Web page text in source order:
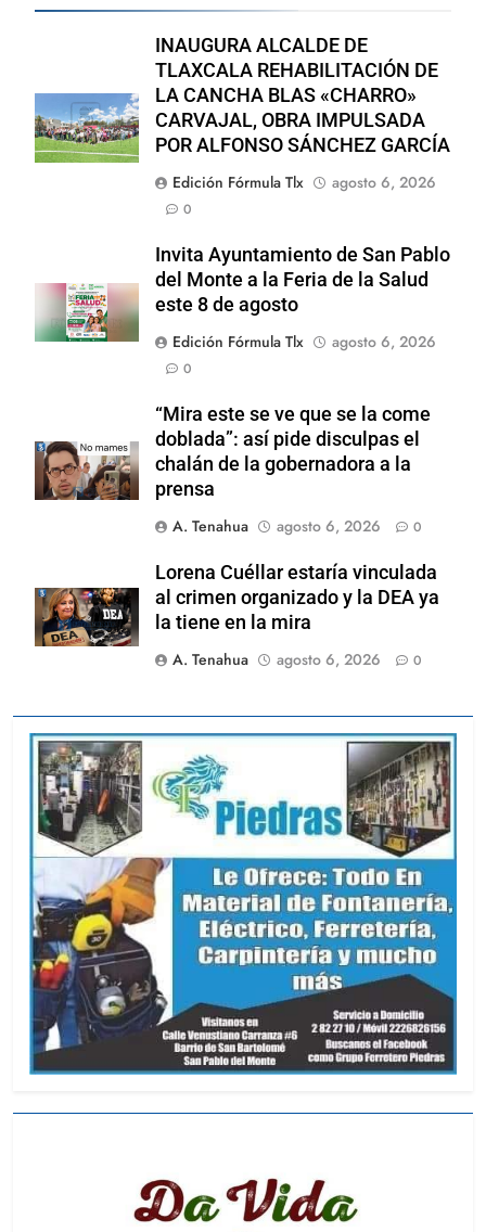
INAUGURA ALCALDE DE
TLAXCALA REHABILITACIÓN DE
LA CANCHA BLAS «CHARRO»
CARVAJAL, OBRA IMPULSADA
POR ALFONSO SÁNCHEZ GARCÍA
Edición Fórmula Tlx
agosto 6, 2026
0
Invita Ayuntamiento de San Pablo
del Monte a la Feria de la Salud
este 8 de agosto
Edición Fórmula Tlx
agosto 6, 2026
0
“Mira este se ve que se la come
doblada”: así pide disculpas el
chalán de la gobernadora a la
prensa
A. Tenahua
agosto 6, 2026 0
Lorena Cuéllar estaría vinculada
al crimen organizado y la DEA ya
la tiene en la mira
A. Tenahua
agosto 6, 2026 0